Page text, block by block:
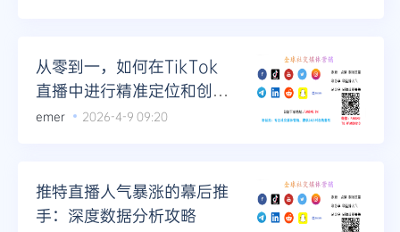
从零到一，如何在TikTok
直播中进行精准定位和创意
营销
emer 2026-4-9 09:20
推特直播人气暴涨的幕后推
手：深度数据分析攻略